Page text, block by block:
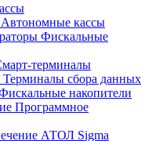
Автономные кассы
Фискальные
терминалы
Терминалы сбора данных
накопители
Программное